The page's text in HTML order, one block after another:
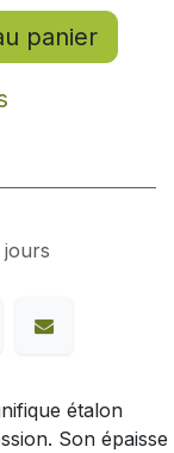
panier
jours
étalon
Son épaisse